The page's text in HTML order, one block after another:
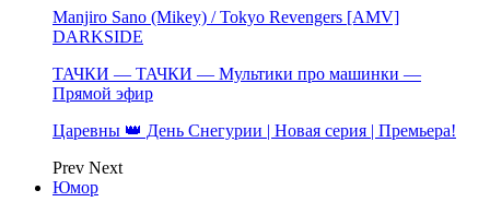
Manjiro Sano (Mikey) / Tokyo Revengers [AMV]
DARKSIDE
ТАЧКИ — ТАЧКИ — Мультики про машинки —
Прямой эфир
Царевны 👑 День Снегурии | Новая серия | Премьера!
Prev Next
Юмор